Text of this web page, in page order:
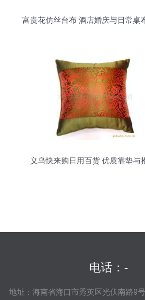
富贵花仿丝台布 酒店婚庆与日常桌
义乌快来购日用百货 优质靠垫与
电话：-
地址：海南省海口市秀英区光伏南路9